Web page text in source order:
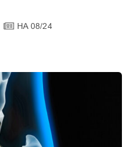
HA 08/24